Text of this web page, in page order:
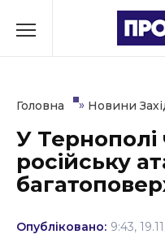
до
Культура
Освіта
Події
Головна » Новини
У Тернополі
російську
Опубліковано: 9:43,